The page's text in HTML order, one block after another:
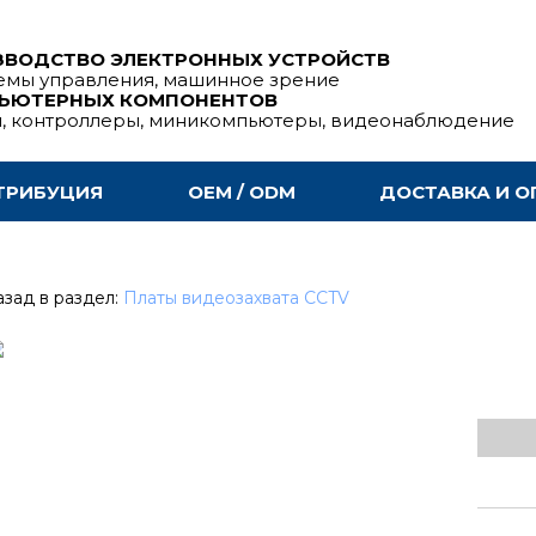
ЭЛЕКТРОННЫХ УСТРОЙСТВ
управления, машинное зрение
КОМПОНЕНТОВ
контроллеры, миникомпьютеры, видеонаблюдение
OEM / ODM ДОСТАВКА И
в раздел: Платы видеозахвата CCTV